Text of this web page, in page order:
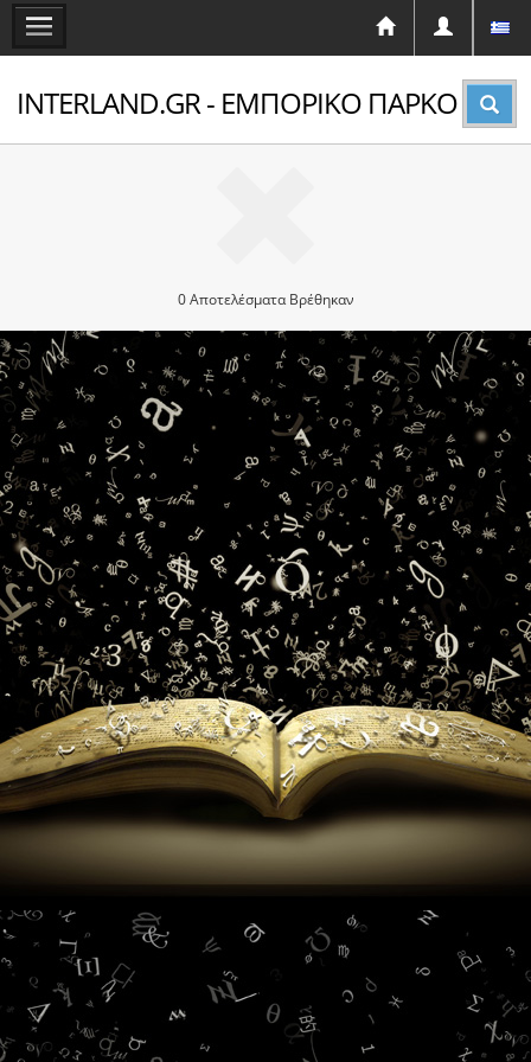
INTERLAND.GR - ΕΜΠΟΡΙΚΟ ΠΑΡΚΟ
0 Αποτελέσματα Βρέθηκαν